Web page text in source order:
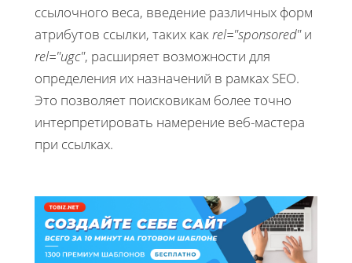
ссылочного веса, введение различных форм
атрибутов ссылки, таких какrel="sponsored"и
rel="ugc", расширяет возможности для
определения их назначений в рамках SEO.
Это позволяет поисковикам более точно
интерпретировать намерение веб-мастера
при ссылках.